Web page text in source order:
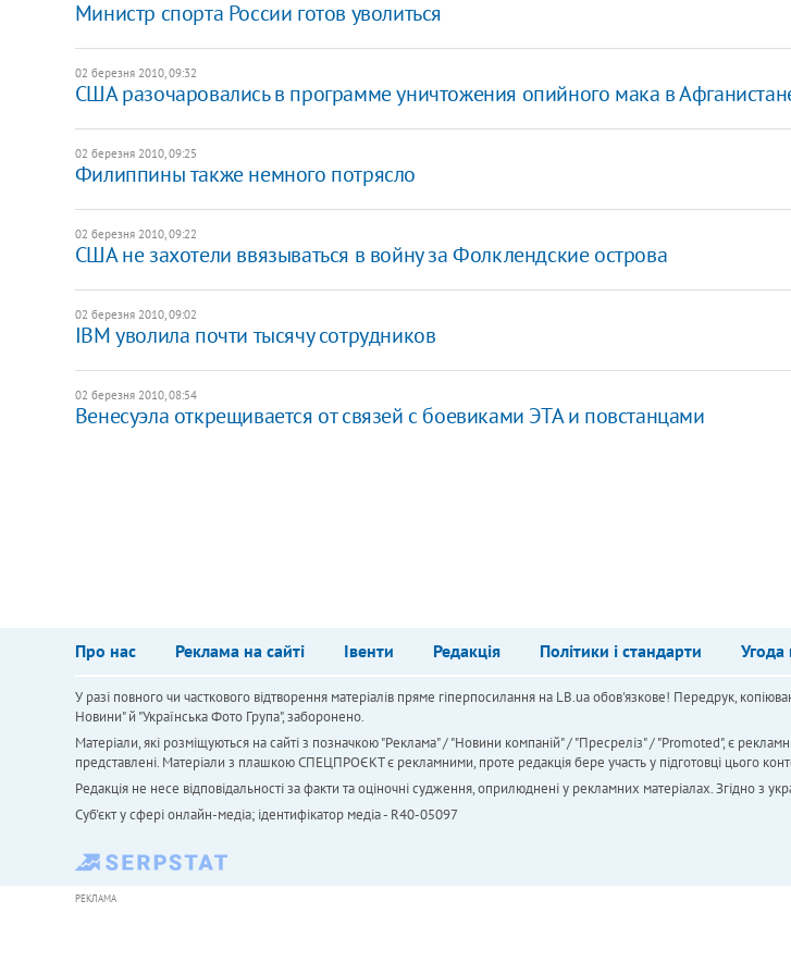
Министр спорта России готов уволиться
02 березня 2010, 09:32
США разочаровались в программе уничтожения опийного мака в
02 березня 2010, 09:25
Филиппины также немного потрясло
02 березня 2010, 09:22
США не захотели ввязываться в войну за Фолклендские острова
02 березня 2010, 09:02
IBM уволила почти тысячу сотрудников
02 березня 2010, 08:54
Венесуэла открещивается от связей с боевиками ЭТА и повстанцами
Про нас Реклама на сайті Івенти Редакція Політики і стандарти Угода
У разі повного чи часткового відтворення матеріалів пряме гіперпосилання на LB.ua обов'язкове! Передрук,
Новини" й "Українська Фото Група", заборонено.
Матеріали, які розміщуються на сайті з позначкою "Реклама" / "Новини компаній" / "Пресреліз" / "Promoted", є
представлені. Матеріали з плашкою СПЕЦПРОЄКТ є рекламними, проте редакція бере участь у підготовці цього
Редакція не несе відповідальності за факти та оціночні судження, оприлюднені у рекламних матеріалах. Згідно з
Cуб'єкт у сфері онлайн-медіа; ідентифікатор медіа - R40-05097
РЕКЛАМА